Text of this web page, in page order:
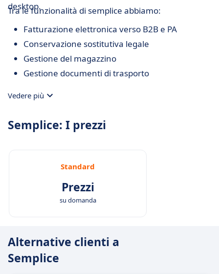
desktop.
Tra le funzionalità di semplice abbiamo:
Fatturazione elettronica verso B2B e PA
Conservazione sostitutiva legale
Gestione del magazzino
Gestione documenti di trasporto
Vedere più
Semplice: I prezzi
Standard
Prezzi
su domanda
Alternative clienti a
Semplice